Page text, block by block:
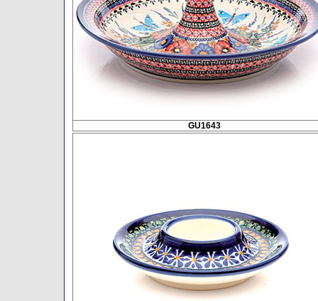
GU1643